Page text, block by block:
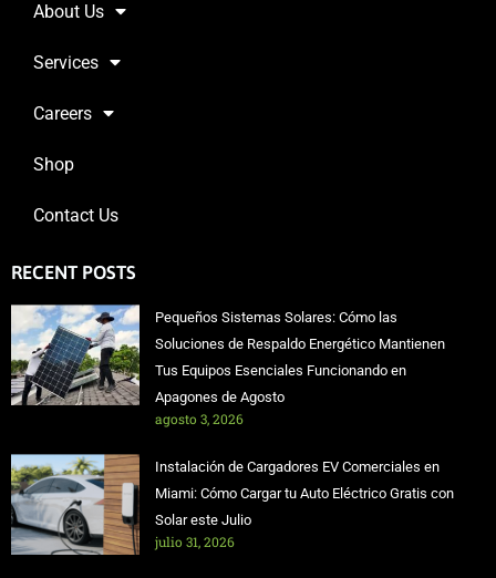
About Us
Services
Careers
Shop
Contact Us
RECENT POSTS
Pequeños Sistemas Solares: Cómo las
Soluciones de Respaldo Energético Mantienen
Tus Equipos Esenciales Funcionando en
Apagones de Agosto
agosto 3, 2026
Instalación de Cargadores EV Comerciales en
Miami: Cómo Cargar tu Auto Eléctrico Gratis con
Solar este Julio
julio 31, 2026